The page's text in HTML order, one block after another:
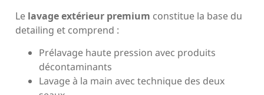
Le lavage extérieur premium constitue la base du
detailing et comprend :
Prélavage haute pression avec produits
décontaminants
Lavage à la main avec technique des deux